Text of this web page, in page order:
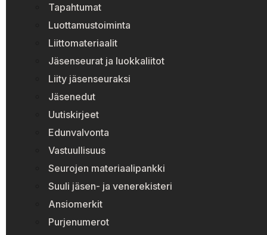
Tapahtumat
Luottamustoiminta
Liittomateriaalit
Jäsenseurat ja luokkaliitot
Liity jäsenseuraksi
Jäsenedut
Uutiskirjeet
Edunvalvonta
Vastuullisuus
Seurojen materiaalipankki
Suuli jäsen- ja venerekisteri
Ansiomerkit
Purjenumerot